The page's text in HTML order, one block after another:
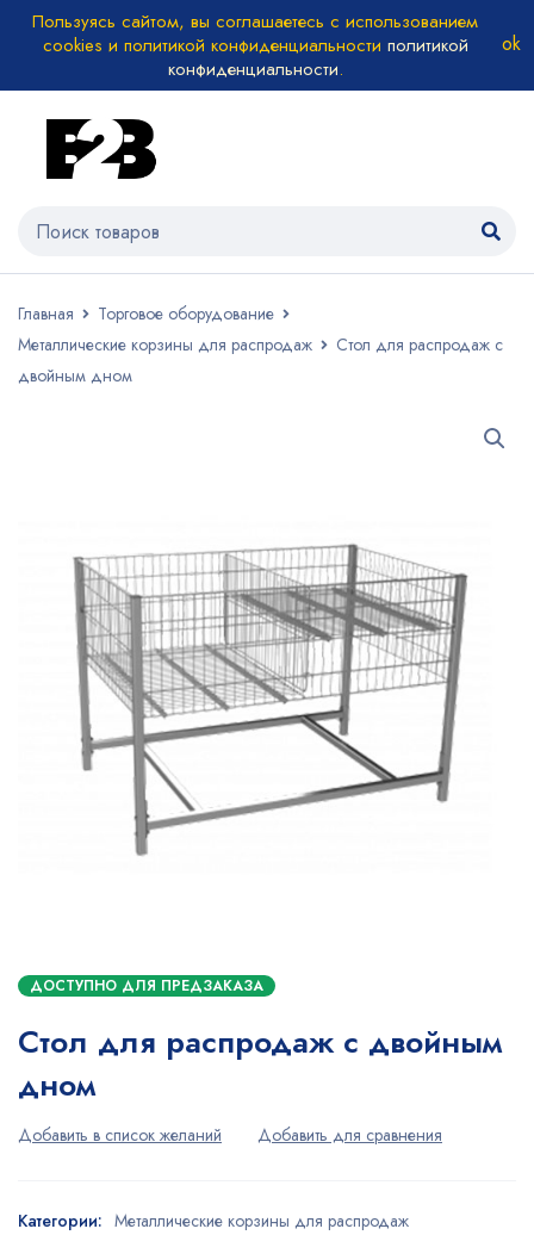
Пользуясь сайтом, вы соглашаетесь с использованием
cookies и политикой конфиденциальности политикой
конфиденциальности.
Главная
Торговое оборудование
Металлические корзины для распродаж
Стол для распродаж с
двойным дном
ДОСТУПНО ДЛЯ ПРЕДЗАКАЗА
Стол для распродаж с двойным
дном
Категории: Металлические корзины для распродаж